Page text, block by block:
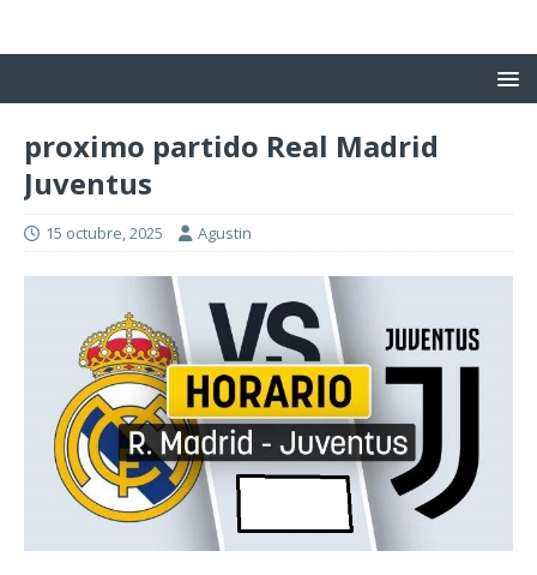
proximo partido Real Madrid
Juventus
15 octubre, 2025 Agustin